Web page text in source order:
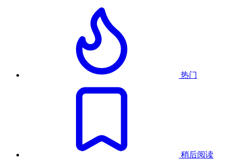
热门
稍后阅读